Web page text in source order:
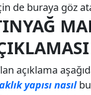
de buraya göz
açıklama
yapısı nasıl